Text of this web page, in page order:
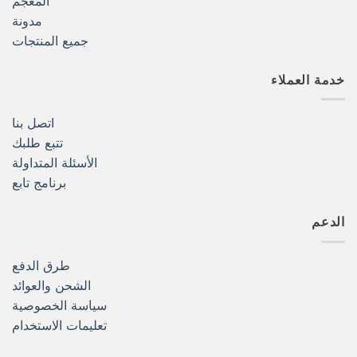
مدونة
جميع المنتجات
خدمة العملاء
اتصل بنا
تتبع طلبك
الأسئلة المتداولة
برنامج تابع
الدعم
طرق الدفع
الشحن والعوائد
سياسة الخصوصية
تعليمات الاستخدام